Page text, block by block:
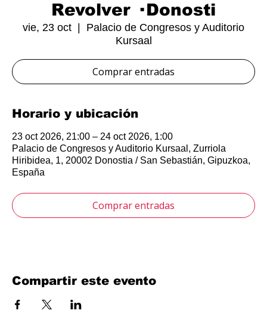
Revolver · Donosti
vie, 23 oct
Palacio de Congresos y Auditorio
Kursaal
Comprar entradas
Horario y ubicación
23 oct 2026, 21:00 – 24 oct 2026, 1:00
Palacio de Congresos y Auditorio Kursaal, Zurriola
Hiribidea, 1, 20002 Donostia / San Sebastián, Gipuzkoa,
España
Comprar entradas
Compartir este evento